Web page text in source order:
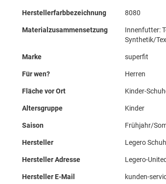
Herstellerfarbbezeichnung 8080
Materialzusammensetzung
Innenfutter:
Synthetik/
Marke superfit
Für wen? Herren
Fläche vor Ort Kinder-
Altersgruppe Kinder
Saison Frühjahr/
Hersteller Legero
Hersteller Adresse Legero-
Hersteller E-Mail kunden-